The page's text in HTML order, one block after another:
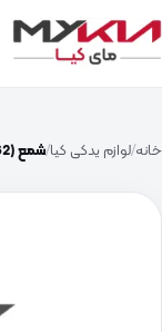
خانه لوازم یدکی کیا شمع (1884310062)